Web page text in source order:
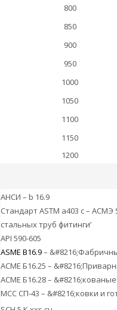
800
850
900
950
1000
1050
1100
1150
1200
АНСИ – b 16.9
Стандарт ASTM a403 с –
стальных труб фитинги’
API 590-605
ASME B16.9–
АСМЕ Б16.25 –
АСМЕ Б16.28 –
МСС СП-43 – &#8216;ковки и